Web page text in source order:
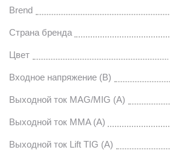
Brend
Страна бренда
Цвет
Входное напряжение (В)
Выходной ток MAG/MIG (А)
Выходной ток MMA (А)
Выходной ток Lift TIG (А)